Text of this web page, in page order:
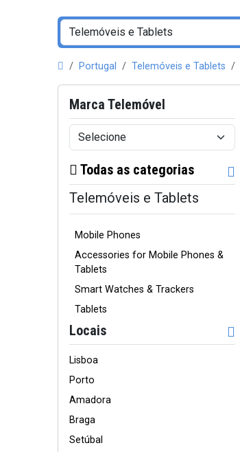
Portugal Telemóveis e Tablets
Marca Telemóvel
Todas as categorias
Telemóveis e Tablets
Mobile Phones
Accessories for Mobile Phones &
Tablets
Smart Watches & Trackers
Tablets
Locais
Lisboa
Porto
Amadora
Braga
Setúbal